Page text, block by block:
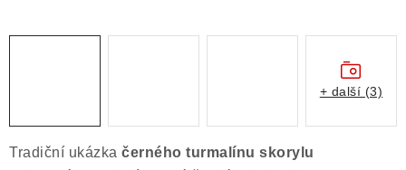
Tradiční ukázka černého turmalínu skorylu
+ další (3)